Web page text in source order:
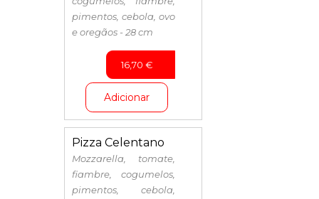
pimentos, cebola, ovo
e oregãos - 28 cm
16,70 €
Adicionar
Pizza Celentano
Mozzarella, tomate,
fiambre, cogumelos,
pimentos, cebola,